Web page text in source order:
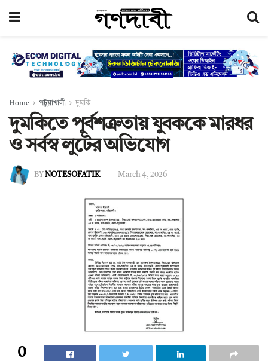
Home পটুয়াখালী দুমকি
দুমকিতে পূর্বশত্রুতায় যুবককে মারধর
ও সর্বস্ব লুটের অভিযোগ
BY NOTESOFATIK March 4, 2026
0